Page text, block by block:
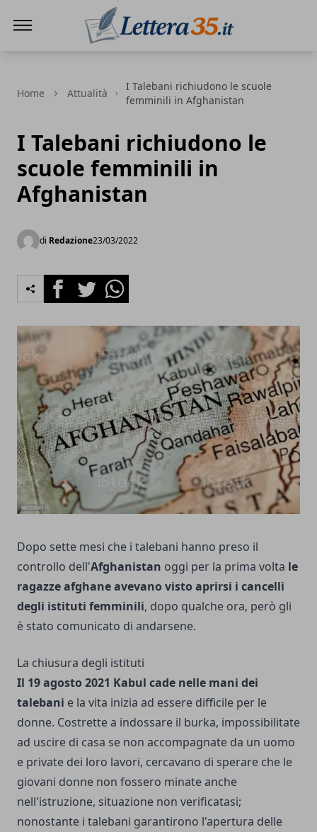
Home Attualità
I Talebani richiudono le scuole
femminili in Afghanistan
I Talebani richiudono le
scuole femminili in
Afghanistan
di Redazione23/03/2022
FacebookTwitterWhatsapp
Dopo sette mesi che i talebani hanno preso il
controllo dell'Afghanistan oggi per la prima volta le
ragazze afghane avevano visto aprirsi i cancelli
degli istituti femminili, dopo qualche ora, però gli
è stato comunicato di andarsene.
La chiusura degli istituti
Il 19 agosto 2021 Kabul cade nelle mani dei
talebani e la vita inizia ad essere difficile per le
donne. Costrette a indossare il burka, impossibilitate
ad uscire di casa se non accompagnate da un uomo
e private dei loro lavori, cercavano di sperare che le
giovani donne non fossero minate anche
nell'istruzione, situazione non verificatasi;
nonostante i talebani garantirono l'apertura delle